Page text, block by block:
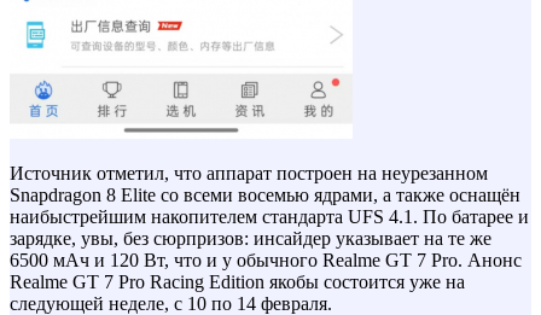
Источник отметил, что аппарат построен на неурезанном
Snapdragon 8 Elite со всеми восемью ядрами, а также оснащён
наибыстрейшим накопителем стандарта UFS 4.1. По батарее и
зарядке, увы, без сюрпризов: инсайдер указывает на те же
6500 мАч и 120 Вт, что и у обычного Realme GT 7 Pro. Анонс
Realme GT 7 Pro Racing Edition якобы состоится уже на
следующей неделе, с 10 по 14 февраля.